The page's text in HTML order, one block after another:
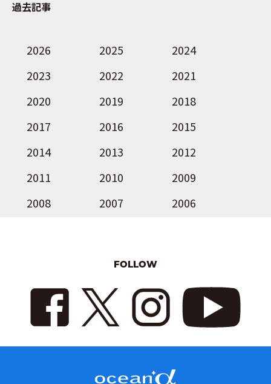
過去記事
2026 2025
2024
2023
2022
2021
2020
2019
2018
2017
2016
2015
2014
2013
2012
2011
2010
2009
2008
2007 2006
FOLLOW